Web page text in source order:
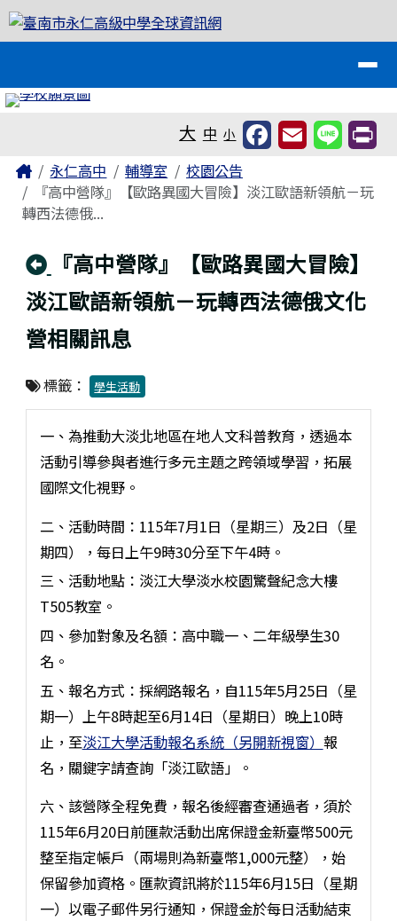
跳至主內容區
臺南市永仁高級中學全球資訊網
大 中 小
主內容區域
Home永仁高中 輔導室
校園公告
『高中營隊』【歐路異國大冒險】淡江歐語新領航－玩
轉西法德俄...
回上頁
『高中營隊』【歐路異國大冒險】
淡江歐語新領航－玩轉西法德俄文化
營相關訊息
標籤： 學生活動
一、為推動大淡北地區在地人文科普教育，透過本
活動引導參與者進行多元主題之跨領域學習，拓展
國際文化視野。
二、活動時間：115年7月1日（星期三）及2日（星
期四），每日上午9時30分至下午4時。
三、活動地點：淡江大學淡水校園驚聲紀念大樓
T505教室。
四、參加對象及名額：高中職一、二年級學生30
名。
五、報名方式：採網路報名，自115年5月25日（星
期一）上午8時起至6月14日（星期日）晚上10時
止，至淡江大學活動報名系統（另開新視窗） 報
名，關鍵字請查詢「淡江歐語」。
六、該營隊全程免費，報名後經審查通過者，須於
115年6月20日前匯款活動出席保證金新臺幣500元
整至指定帳戶（兩場則為新臺幣1,000元整），始
保留參加資格。匯款資訊將於115年6月15日（星期
一）以電子郵件另行通知，保證金於每日活動結束
頁尾區域